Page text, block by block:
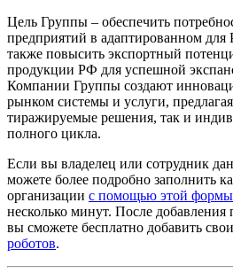
Цель Группы – обеспечить
предприятий в адаптированном
также повысить экспортный
продукции РФ для успешной
Компании Группы создают
рынком системы и услуги,
тиражируемые решения, так и
полного цикла.
Если вы владелец или сотрудник
можете более подробно заполнить
организации с помощью этой формы
несколько минут. После
вы сможете бесплатно добавить
роботов.